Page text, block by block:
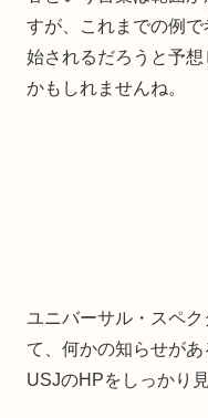
すが、これまでの例
始されるだろうと予
かもしれませんね。
ユニバーサル・スペ
て、何かの知らせがあ
USJのHPをしっかり